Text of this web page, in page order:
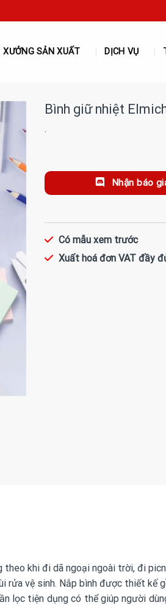
XƯỞNG SẢN XUẤT DỊCH VỤ
Bình giữ nhiệt
·
Nhận báo
Có mẫu xem trước
Xuất hoá đơn VAT đầy
khi đi dã ngoại ngoài trời, đi
rửa vệ sinh. Nắp bình được thiết
lọc tiện dụng có thể giúp người